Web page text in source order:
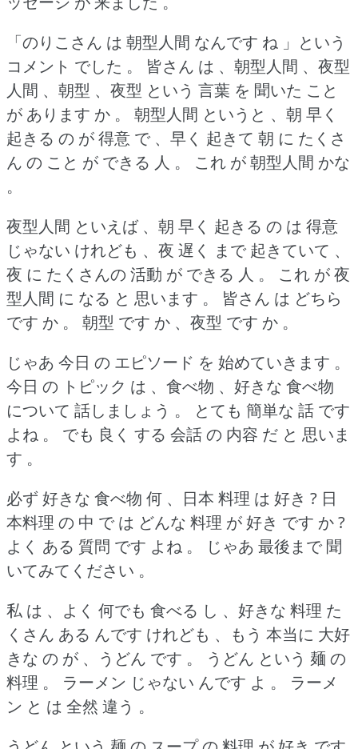
「のりこさん は 朝型人間 なんです ね 」という
コメント でした 。
皆さん は 、朝型人間 、夜型
人間 、朝型 、夜型 という 言葉 を 聞いた こと
が あります か 。
朝型人間 というと 、朝 早く
起きる の が 得意 で 、早く 起きて 朝 に たくさ
ん の こと が できる 人 。
これ が 朝型人間 かな
。
夜型人間 といえば 、朝 早く 起きる の は 得意
じゃない けれども 、夜 遅く まで 起きていて 、
夜 に たくさんの 活動 が できる 人 。
これ が 夜
型人間 に なる と 思います 。
皆さん は どちら
です か 。
朝型 です か 、夜型 です か 。
じゃあ 今日 の エピソード を 始めていきます 。
今日 の トピック は 、食べ物 、好きな 食べ物
について 話しましょう 。
とても 簡単な 話 です
よね 。
でも 良く する 会話 の 内容 だ と 思いま
す 。
必ず 好きな 食べ物 何 、日本 料理 は 好き ? 日
本料理 の 中 で は どんな 料理 が 好き です か ?
よく ある 質問 です よね 。
じゃあ 最後まで 聞
いてみてください 。
私 は 、よく 何でも 食べる し 、好きな 料理 た
くさん ある んです けれども 、もう 本当に 大好
きな の が 、うどん です 。
うどん という 麺 の
料理 。
ラーメン じゃない んです よ 。
ラーメ
ン と は 全然 違う 。